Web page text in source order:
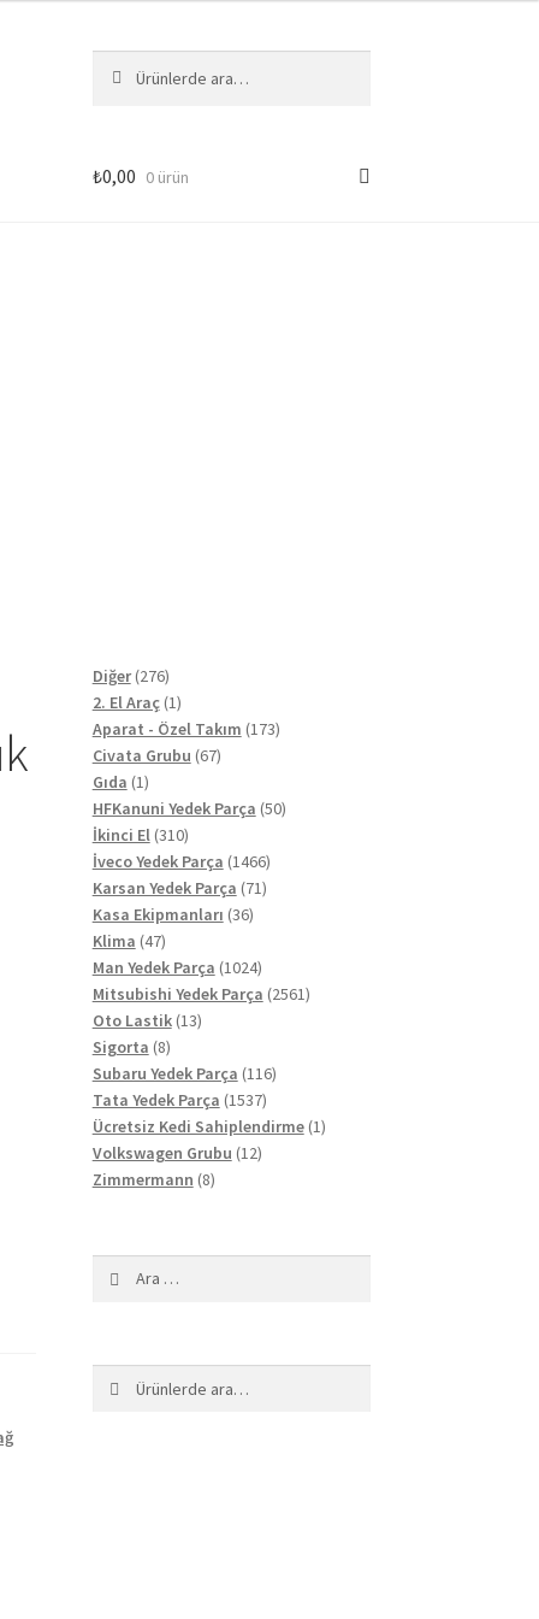
₺0,00 0 ürün
Diğer 276276
ürün
2. El Araç 11
ürün
Aparat - Özel Takım 173173
Civata Grubu 6767
Gıda 11
ürün
HFKanuni Yedek Parça 5050
İkinci El 310310
ürün
İveco Yedek Parça 14661466
ürün
Karsan Yedek Parça 7171
Kasa Ekipmanları 3636
Klima 4747
ürün
Man Yedek Parça 10241024
ürün
Mitsubishi Yedek Parça 25612561
Oto Lastik 1313
Sigorta 88
ürün
Subaru Yedek Parça 116116
Tata Yedek Parça 15371537
ürün
Ücretsiz Kedi Sahiplendirme 11
Volkswagen Grubu 1212
Zimmermann 88